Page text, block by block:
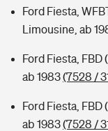
Ford Fiesta,
Limousine, ab
Ford Fiesta, FBD
ab 1983(7528 /
Ford Fiesta, FBD
ab 1983(7528 /